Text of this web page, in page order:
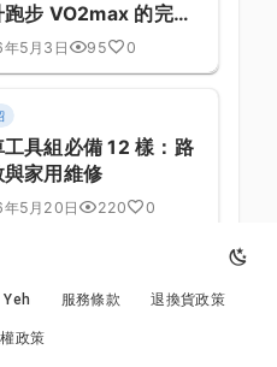
步 VO2max 的完整
5月3日 95 0
具組必備 12 樣：路
與家用維修
5月20日 220 0
章列表
Yeh 服務條款 退換貨政策
政策